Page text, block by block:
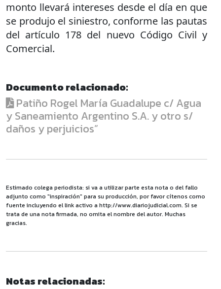
monto llevará intereses desde el día en que
se produjo el siniestro, conforme las pautas
del artículo 178 del nuevo Código Civil y
Comercial.
Documento relacionado:
Patiño Rogel María Guadalupe c/ Agua
y Saneamiento Argentino S.A. y otro s/
daños y perjuicios”
Estimado colega periodista: si va a utilizar parte esta nota o del fallo
adjunto como "inspiración" para su producción, por favor cítenos como
fuente incluyendo el link activo a http://www.diariojudicial.com. Si se
trata de una nota firmada, no omita el nombre del autor. Muchas
gracias.
Notas relacionadas: